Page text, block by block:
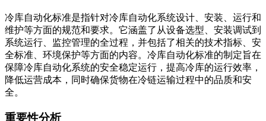
冷库自动化标准是指针对冷库自动化系统设计、安装、运行和
维护等方面的规范和要求。它涵盖了从设备选型、安装调试到
系统运行、监控管理的全过程，并包括了相关的技术指标、安
全标准、环境保护等方面的内容。冷库自动化标准的制定旨在
保障冷库自动化系统的安全稳定运行，提高冷库的运行效率，
降低运营成本，同时确保货物在冷链运输过程中的品质和安
全。
重要性分析